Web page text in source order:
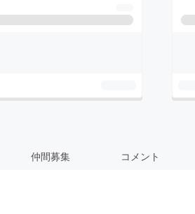
仲間募集 コメント